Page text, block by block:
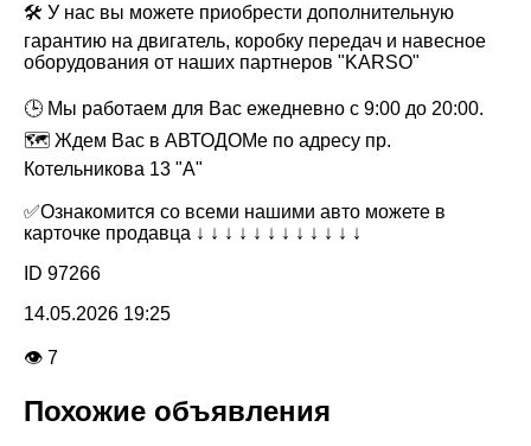
🛠 У нас вы можете приобрести дополнительную
гарантию на двигатель, коробку передач и навесное
оборудования от наших партнеров "KARSO"
🕒 Мы работаем для Вас ежедневно с 9:00 до 20:00.
🗺 Ждем Вас в АВТОДОМе по адресу пр.
Котельникова 13 "А"
✅Ознакомится со всеми нашими авто можете в
карточке продавца ↓ ↓ ↓ ↓ ↓ ↓ ↓ ↓ ↓ ↓ ↓ ↓
ID 97266
14.05.2026 19:25
👁 7
Похожие объявления